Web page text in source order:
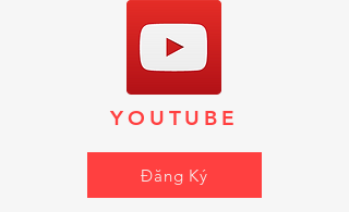
YOUTUBE
Đăng Ký